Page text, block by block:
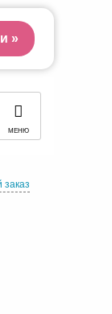
МЕНЮ
заказ
»